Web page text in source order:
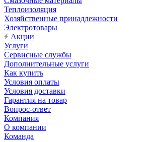
Теплоизоляция
Хозяйственные принадлежности
Электротовары
Акции
Услуги
Сервисные службы
Дополнительные услуги
Как купить
Условия оплаты
Условия доставки
Гарантия на товар
Вопрос-ответ
Компания
О компании
Команда